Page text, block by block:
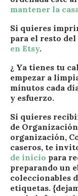
mantener la
Si quieres
para el resto
en Etsy.
¿ Ya tienes tu
empezar a
minutos cada
y esfuerzo.
Si quieres
de
organización,
caseros, te
de inicio para
preparando un
coleccionables
etiquetas.